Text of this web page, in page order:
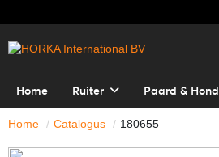
Home Ruiter Paard & Hond
Home Catalogus 180655